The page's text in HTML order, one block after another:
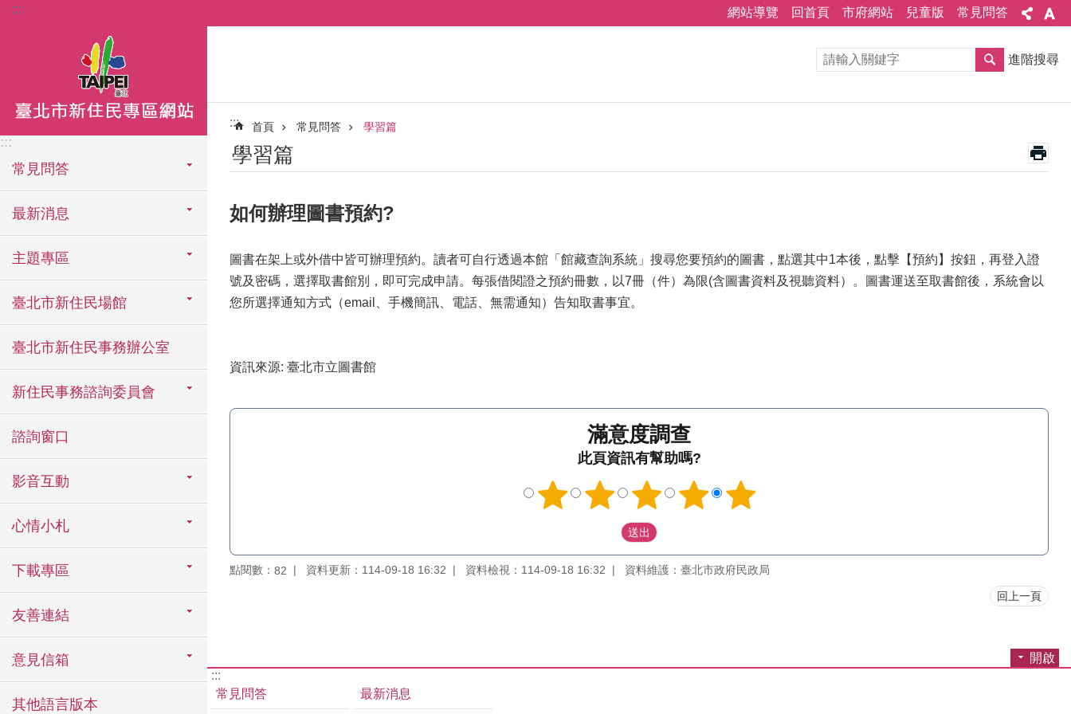
跳到主要內容區塊
::: 網站導覽 回首頁 市府網站 兒童版 常見問答
:::
常見問答
最新消息
主題專區
臺北市新住民場館
臺北市新住民事務辦公室
新住民事務諮詢委員會
諮詢窗口
影音互動
心情小札
下載專區
友善連結
意見信箱
其他語言版本
進階搜尋
::: 首頁 常見問答 學習篇
學習篇
如何辦理圖書預約?
圖書在架上或外借中皆可辦理預約。讀者可自行透過本館「館藏查詢系統」搜尋您要預約的圖書，點選其中1本後，點擊【預約】按鈕，再登入證
號及密碼，選擇取書館別，即可完成申請。每張借閱證之預約冊數，以7冊（件）為限(含圖書資料及視聽資料）。圖書運送至取書館後，系統會以
您所選擇通知方式（email、手機簡訊、電話、無需通知）告知取書事宜。
資訊來源: 臺北市立圖書館
滿意度調查
此頁資訊有幫助嗎?
點閱數： 82 資料更新：114-09-18 16:32 資料檢視：114-09-18 16:32 資料維護：臺北市政府民政局
回上一頁
開啟
:::
常見問答
最新消息